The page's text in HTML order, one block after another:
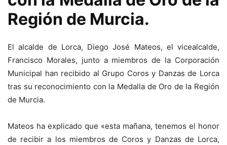
Región de Murcia.
El alcalde de Lorca, Diego José Mateos, el vicealcalde,
Francisco Morales, junto a miembros de la Corporación
Municipal han recibido al Grupo Coros y Danzas de Lorca
tras su reconocimiento con la Medalla de Oro de la Región
de Murcia.
Mateos ha explicado que «esta mañana, tenemos el honor
de recibir a los miembros de Coros y Danzas de Lorca,